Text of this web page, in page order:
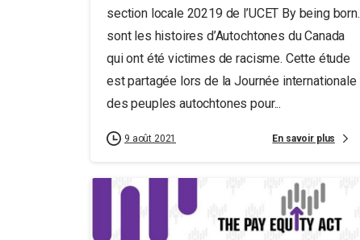
section locale 20219 de l’UCET By being born.
sont les histoires d’Autochtones du Canada
qui ont été victimes de racisme. Cette étude
est partagée lors de la Journée internationale
des peuples autochtones pour...
9 août 2021 En savoir plus